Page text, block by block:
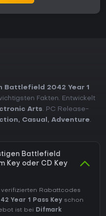
Battlefield 2042 Year 1
Fakten. Entwickelt
Arts. PC Release-
, Casual , Adventure.
Battlefield
Key oder CD Key
verifizierten Rabattcodes
Year 1 Pass Key schon
ist bei Difmark